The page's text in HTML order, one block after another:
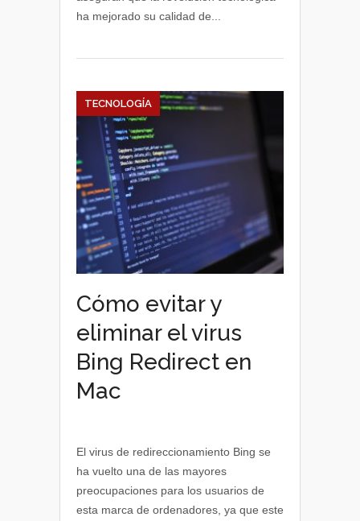
ha mejorado su calidad de...
TECNOLOGÍA
Cómo evitar y
eliminar el virus
Bing Redirect en
Mac
El virus de redireccionamiento Bing se
ha vuelto una de las mayores
preocupaciones para los usuarios de
esta marca de ordenadores, ya que este